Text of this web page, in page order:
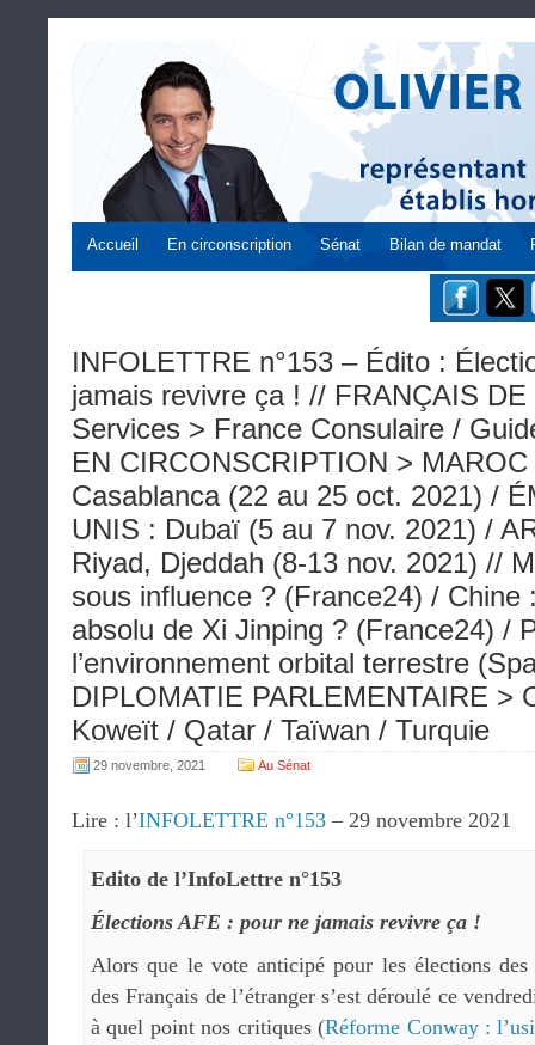
Accueil En circonscription Sénat Bilan de mandat
INFOLETTRE n°153 – Édito :
jamais revivre ça ! // FRANÇAIS DE
Services > France Consulaire /
EN CIRCONSCRIPTION >
Casablanca (22 au 25 oct. 2021) /
UNIS : Dubaï (5 au 7 nov. 2021) /
Riyad, Djeddah (8-13 nov. 2021) //
sous influence ? (France24) / Chine
absolu de Xi Jinping ? (France24) /
l’environnement orbital terrestre
DIPLOMATIE PARLEMENTAIRE >
Koweït / Qatar / Taïwan / Turquie
29 novembre, 2021 Au Sénat
Lire : l’INFOLETTRE n°153 – 29 novembre 2021
Edito de l’InfoLettre n°153
Élections AFE : pour ne jamais revivre ça !
Alors que le vote anticipé pour les élections des
des Français de l’étranger s’est déroulé ce
à quel point nos critiques (Réforme Conway :